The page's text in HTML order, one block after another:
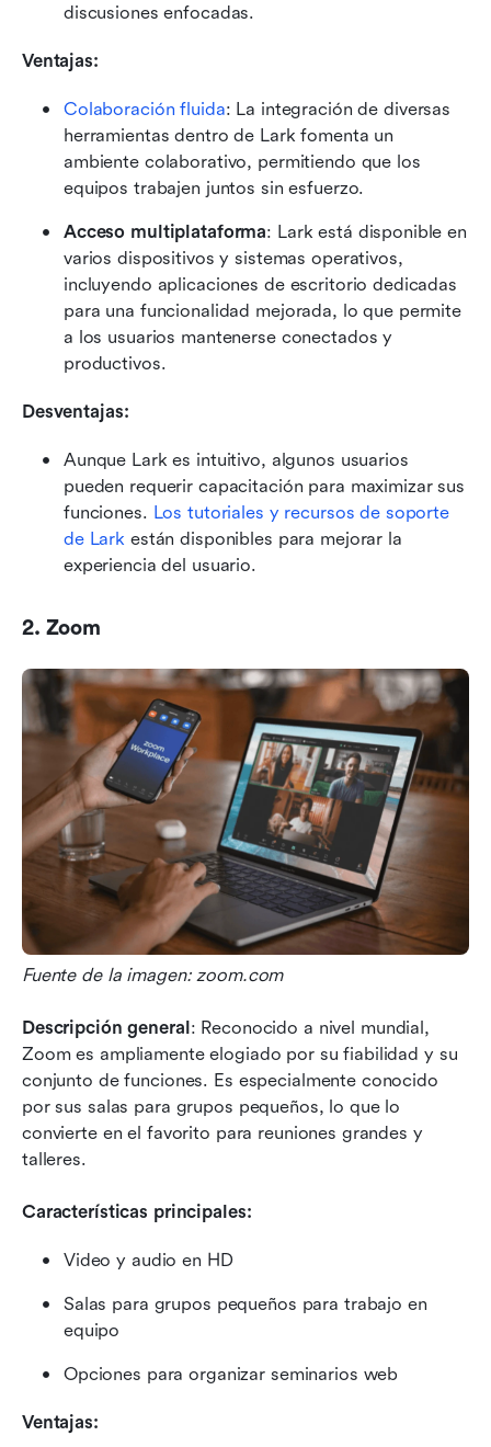
discusiones enfocadas.
Ventajas:
Colaboración fluida: La integración de diversas
herramientas dentro de Lark fomenta un
ambiente colaborativo, permitiendo que los
equipos trabajen juntos sin esfuerzo.
Acceso multiplataforma: Lark está disponible en
varios dispositivos y sistemas operativos,
incluyendo aplicaciones de escritorio dedicadas
para una funcionalidad mejorada, lo que permite
a los usuarios mantenerse conectados y
productivos.
Desventajas:
Aunque Lark es intuitivo, algunos usuarios
pueden requerir capacitación para maximizar sus
funciones. Los tutoriales y recursos de soporte
de Lark están disponibles para mejorar la
experiencia del usuario.
2. Zoom
Fuente de la imagen: zoom.com
Descripción general: Reconocido a nivel mundial,
Zoom es ampliamente elogiado por su fiabilidad y su
conjunto de funciones. Es especialmente conocido
por sus salas para grupos pequeños, lo que lo
convierte en el favorito para reuniones grandes y
talleres.
Características principales:
Video y audio en HD
Salas para grupos pequeños para trabajo en
equipo
Opciones para organizar seminarios web
Ventajas: